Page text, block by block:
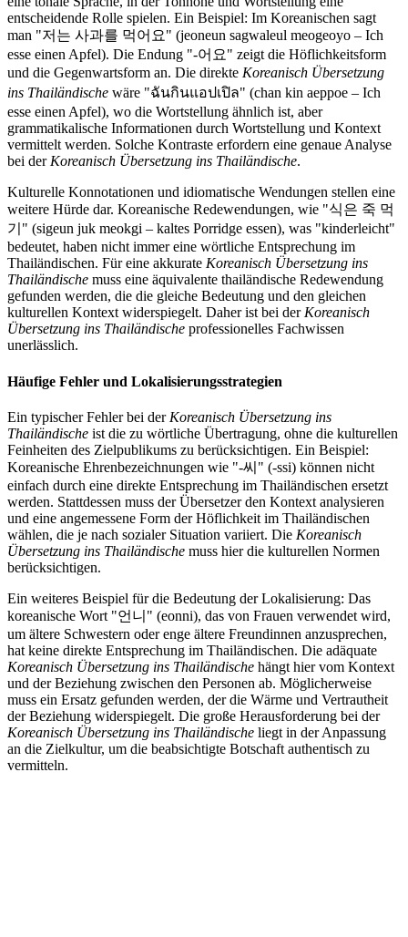
entscheidende Rolle spielen. Ein Beispiel: Im Koreanischen sagt
man "저는 사과를 먹어요" (jeoneun sagwaleul meogeoyo – Ich
esse einen Apfel). Die Endung "-어요" zeigt die Höflichkeitsform
und die Gegenwartsform an. Die direkte Koreanisch Übersetzung
ins Thailändische wäre "ฉันกินแอปเปิล" (chan kin aeppoe – Ich
esse einen Apfel), wo die Wortstellung ähnlich ist, aber
grammatikalische Informationen durch Wortstellung und Kontext
vermittelt werden. Solche Kontraste erfordern eine genaue Analyse
bei der Koreanisch Übersetzung ins Thailändische.
Kulturelle Konnotationen und idiomatische Wendungen stellen eine
weitere Hürde dar. Koreanische Redewendungen, wie "식은 죽 먹
기" (sigeun juk meokgi – kaltes Porridge essen), was "kinderleicht"
bedeutet, haben nicht immer eine wörtliche Entsprechung im
Thailändischen. Für eine akkurate Koreanisch Übersetzung ins
Thailändische muss eine äquivalente thailändische Redewendung
gefunden werden, die die gleiche Bedeutung und den gleichen
kulturellen Kontext widerspiegelt. Daher ist bei der Koreanisch
Übersetzung ins Thailändische professionelles Fachwissen
unerlässlich.
Häufige Fehler und Lokalisierungsstrategien
Ein typischer Fehler bei der Koreanisch Übersetzung ins
Thailändische ist die zu wörtliche Übertragung, ohne die kulturellen
Feinheiten des Zielpublikums zu berücksichtigen. Ein Beispiel:
Koreanische Ehrenbezeichnungen wie "-씨" (-ssi) können nicht
einfach durch eine direkte Entsprechung im Thailändischen ersetzt
werden. Stattdessen muss der Übersetzer den Kontext analysieren
und eine angemessene Form der Höflichkeit im Thailändischen
wählen, die je nach sozialer Situation variiert. Die Koreanisch
Übersetzung ins Thailändische muss hier die kulturellen Normen
berücksichtigen.
Ein weiteres Beispiel für die Bedeutung der Lokalisierung: Das
koreanische Wort "언니" (eonni), das von Frauen verwendet wird,
um ältere Schwestern oder enge ältere Freundinnen anzusprechen,
hat keine direkte Entsprechung im Thailändischen. Die adäquate
Koreanisch Übersetzung ins Thailändische hängt hier vom Kontext
und der Beziehung zwischen den Personen ab. Möglicherweise
muss ein Ersatz gefunden werden, der die Wärme und Vertrautheit
der Beziehung widerspiegelt. Die große Herausforderung bei der
Koreanisch Übersetzung ins Thailändische liegt in der Anpassung
an die Zielkultur, um die beabsichtigte Botschaft authentisch zu
vermitteln.